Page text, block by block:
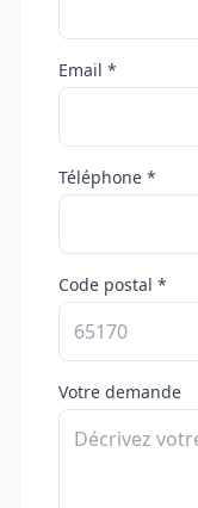
Email *
Téléphone *
Code postal *
Votre demande